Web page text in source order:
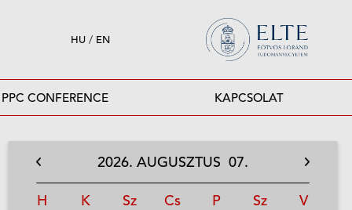
HU / EN
PPC CONFERENCE KAPCSOLAT
2026. AUGUSZTUS 07.
H K Sz Cs P Sz V